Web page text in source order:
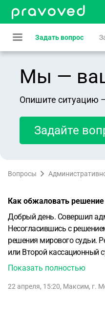
Задать вопрос
Мы — ваш
Опишите ситуацию
Задайте
Вопросы
Как обжаловать
Добрый день. Совершил
Несогласившись с решением судьи, подал жалобу в вышестоящий районный суд в городе
решения мирового судьи. Решение вступило в силу. Могу ли я
или Второй кассационный
руки. Надо ли мне
Показать полностью
22 апреля, 15:20, Максим, г.